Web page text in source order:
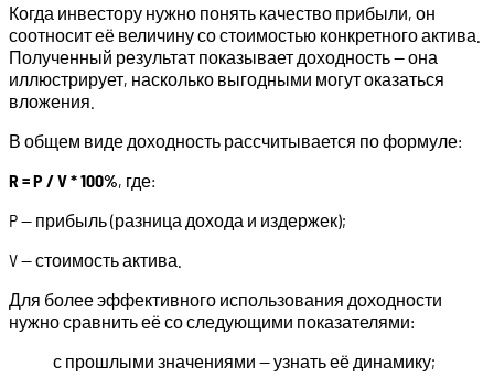
Когда инвестору нужно понять качество прибыли, он
соотносит её величину со стоимостью конкретного актива.
Полученный результат показывает доходность — она
иллюстрирует, насколько выгодными могут оказаться
вложения.
В общем виде доходность рассчитывается по формуле:
R = P / V * 100%, где:
P — прибыль (разница дохода и издержек);
V — стоимость актива.
Для более эффективного использования доходности
нужно сравнить её со следующими показателями:
с прошлыми значениями — узнать её динамику;